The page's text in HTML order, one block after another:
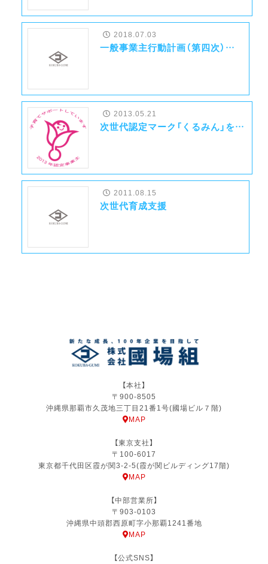
2024.11.25
2024.11.25
2018.07.03
一般事業主行動計画（第四次）を更新しました
2013.05.21
次世代認定マーク「くるみん」を取得 〜建設業では県内初！〜
2011.08.15
次世代育成支援
【本社】
〒900-8505
沖縄県那覇市久茂地三丁目21番1号(國場ビル７階)
MAP
【東京支社】
〒100-6017
東京都千代田区霞が関3-2-5(霞が関ビルディング17階)
MAP
【中部営業所】
〒903-0103
沖縄県中頭郡西原町字小那覇1241番地
MAP
【公式SNS】